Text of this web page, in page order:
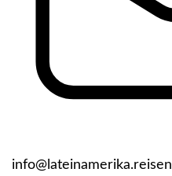
info@lateinamerika.reisen